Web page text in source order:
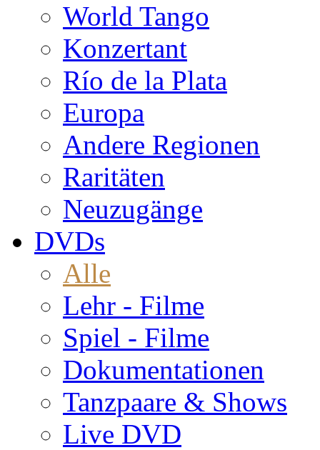
World Tango
Konzertant
Río de la Plata
Europa
Andere Regionen
Raritäten
Neuzugänge
DVDs
Alle
Lehr - Filme
Spiel - Filme
Dokumentationen
Tanzpaare & Shows
Live DVD